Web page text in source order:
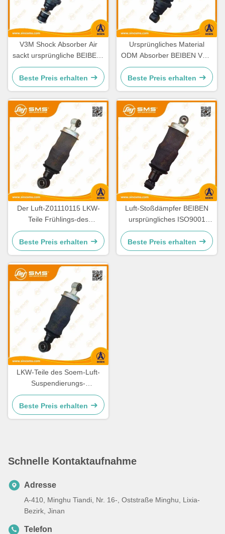
V3M Shock Absorber Air
sackt ursprüngliche BEIBEN-
LKW-Teile ein
Beste Preis erhalten
Ursprüngliches Material
ODM Absorber BEIBEN V3M
Rear Air Shock
Beste Preis erhalten
Der Luft-Z01110115 LKW-
Teile Frühlings-des
Stoßdämpfer-90*340
BEIBEN
Beste Preis erhalten
Luft-Stoßdämpfer BEIBEN
ursprüngliches ISO9001
Sinosms 5183170512
Beste Preis erhalten
LKW-Teile des Soem-Luft-
Suspendierungs-
Stoßdämpfer-8818900005
BEIBEN
Beste Preis erhalten
Schnelle Kontaktaufnahme
Adresse
A-410, Minghu Tiandi, Nr. 16-, Oststraße Minghu, Lixia-
Bezirk, Jinan
Telefon